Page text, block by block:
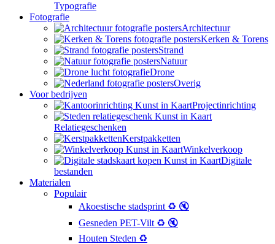
Typografie
Fotografie
Architectuur
Kerken & Torens
Strand
Natuur
Drone
Overig
Voor bedrijven
Projectinrichting
Relatiegeschenken
Kerstpakketten
Winkelverkoop
Digitale
bestanden
Materialen
Populair
Akoestische stadsprint ♻️ 🔇
Gesneden PET-Vilt ♻️ 🔇
Houten Steden ♻️